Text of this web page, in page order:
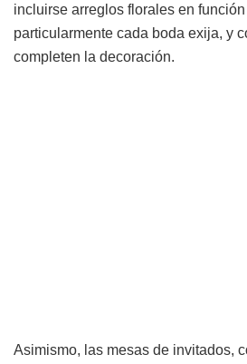
incluirse arreglos florales en
particularmente cada boda exija, y
completen la decoración.
Asimismo, las mesas de invitados,